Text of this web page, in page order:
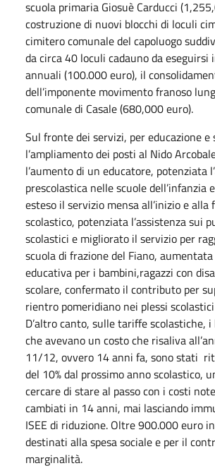
scuola primaria Giosuè Carducci
costruzione di nuovi blocchi di loculi
cimitero comunale del capoluogo
da circa 40 loculi cadauno da
annuali (100.000 euro), il
dell’imponente movimento franoso
comunale di Casale (680,000 euro).
Sul fronte dei servizi, per educazione e
l’ampliamento dei posti al Nido
l’aumento di un educatore, potenziata
prescolastica nelle scuole dell’infanzia
esteso il servizio mensa all’inizio e alla
scolastico, potenziata l’assistenza sui
scolastici e migliorato il servizio per
scuola di frazione del Fiano, aumentata
educativa per i bambini,ragazzi con
scolare, confermato il contributo per
rientro pomeridiano nei plessi
D’altro canto, sulle tariffe scolastiche,
che avevano un costo che risaliva
11/12, ovvero 14 anni fa, sono stati
del 10% dal prossimo anno scolastico,
cercare di stare al passo con i costi
cambiati in 14 anni, mai lasciando
ISEE di riduzione. Oltre 900.000 euro
destinati alla spesa sociale e per il
marginalità.